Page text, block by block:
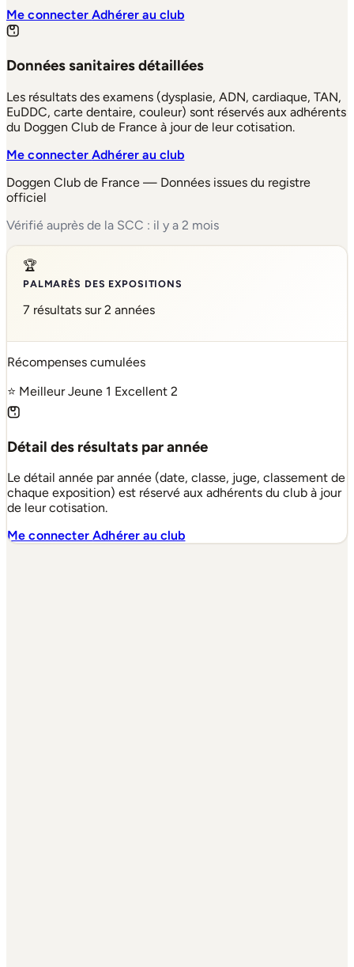
Me connecterAdhérer au club
Données sanitaires détaillées
Les résultats des examens (dysplasie, ADN, cardiaque, TAN,
EuDDC, carte dentaire, couleur) sont réservés aux adhérents
du Doggen Club de France à jour de leur cotisation.
Me connecterAdhérer au club
Doggen Club de France — Données issues du registre
officiel
Vérifié auprès de la SCC : il y a 2 mois
🏆
PALMARÈS DES EXPOSITIONS
7 résultats sur 2 années
Récompenses cumulées
⭐ Meilleur Jeune 1 Excellent 2
Détail des résultats par année
Le détail année par année (date, classe, juge, classement de
chaque exposition) est réservé aux adhérents du club à jour
de leur cotisation.
Me connecterAdhérer au club